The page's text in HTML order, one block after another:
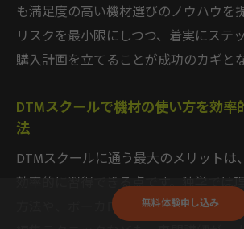
も満足度の高い機材選びのノウハウを
リスクを最小限にしつつ、着実にステ
購入計画を立てることが成功のカギと
DTMスクールで機材の使い方を効率
法
DTMスクールに通う最大のメリットは
効率的に習得できる点です。独学では
方法や、ボーカロイドソフトのエディ
無料体験申し込み